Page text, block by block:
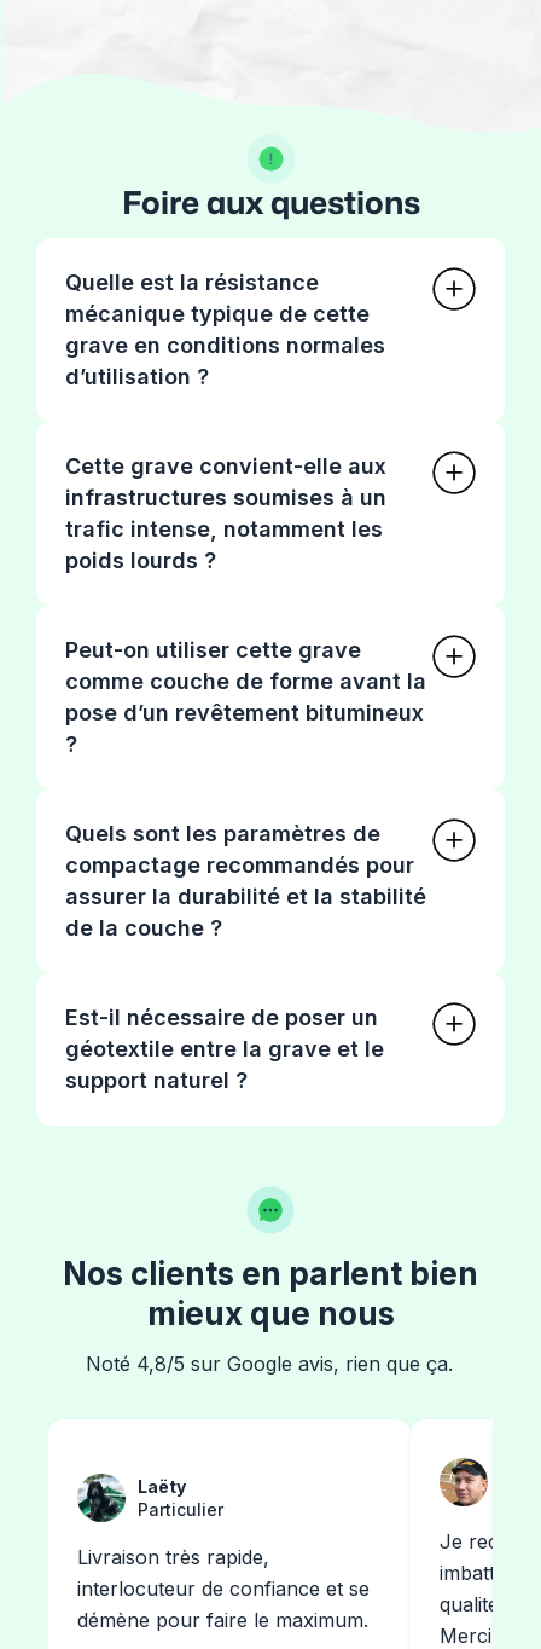
Foire aux questions
Quelle est la résistance
mécanique typique de cette
grave en conditions normales
d’utilisation ?
Cette grave convient-elle aux
infrastructures soumises à un
trafic intense, notamment les
poids lourds ?
Peut-on utiliser cette grave
comme couche de forme avant la
pose d’un revêtement bitumineux
?
Quels sont les paramètres de
compactage recommandés pour
assurer la durabilité et la stabilité
de la couche ?
Est-il nécessaire de poser un
géotextile entre la grave et le
support naturel ?
Nos clients en parlent bien
mieux que nous
Noté 4,8/5 sur Google avis, rien que ça.
Laëty
Particulier
Livraison très rapide,
interlocuteur de confiance et se
démène pour faire le maximum.
Je
qualité/
Merci à la